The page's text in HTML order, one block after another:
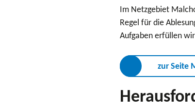
Im Netzgebiet
Regel für die
Aufgaben erfüllen
zur Seite